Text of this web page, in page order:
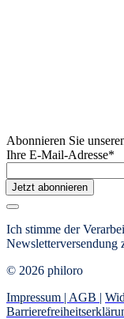
Abonnieren Sie
Ihre E-Mail-Adresse*
Jetzt abonnieren
Ich stimme der
Newsletterversendung
© 2026 philoro
Impressum | AGB |